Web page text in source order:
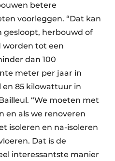
betere
voorleggen. “Dat kan
gesloopt, herbouwd of
worden tot een
dan 100
meter per jaar in
en 85 kilowattuur in
“We moeten met
en als we renoveren
isoleren en na-isoleren
Dat is de
interessantste manier